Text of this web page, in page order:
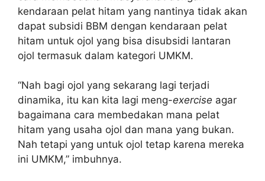
kendaraan pelat hitam yang nantinya tidak akan
dapat subsidi BBM dengan kendaraan pelat
hitam untuk ojol yang bisa disubsidi lantaran
ojol termasuk dalam kategori UMKM.
“Nah bagi ojol yang sekarang lagi terjadi
dinamika, itu kan kita lagi meng-exercise agar
bagaimana cara membedakan mana pelat
hitam yang usaha ojol dan mana yang bukan.
Nah tetapi yang untuk ojol tetap karena mereka
ini UMKM,” imbuhnya.